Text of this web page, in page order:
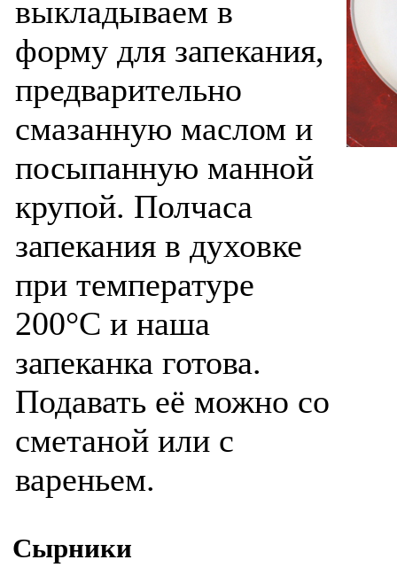
выкладываем в
форму для запекания,
предварительно
смазанную маслом и
посыпанную манной
крупой. Полчаса
запекания в духовке
при температуре
200°С и наша
запеканка готова.
Подавать её можно со
сметаной или с
вареньем.
Сырники